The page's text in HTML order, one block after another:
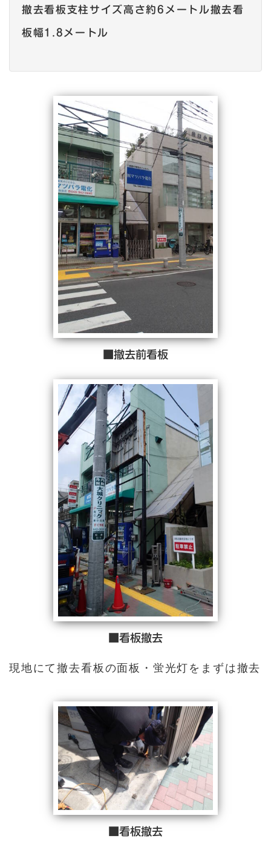
撤去看板支柱サイズ高さ約6メートル撤去看
板幅1.8メートル
■撤去前看板
■看板撤去
現地にて撤去看板の面板・蛍光灯をまずは撤去
■看板撤去